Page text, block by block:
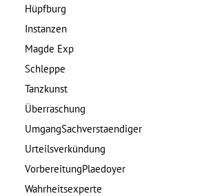
Hüpfburg
Instanzen
Magde Exp
Schleppe
Tanzkunst
Überraschung
UmgangSachverstaendiger
Urteilsverkündung
VorbereitungPlaedoyer
Wahrheitsexperte